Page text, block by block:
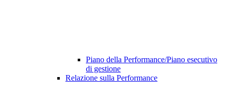
Piano della Performance/Piano esecutivo
di gestione
Relazione sulla Performance